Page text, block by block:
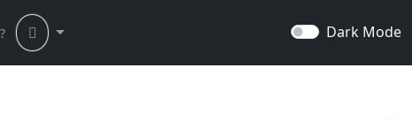
Dark Mode